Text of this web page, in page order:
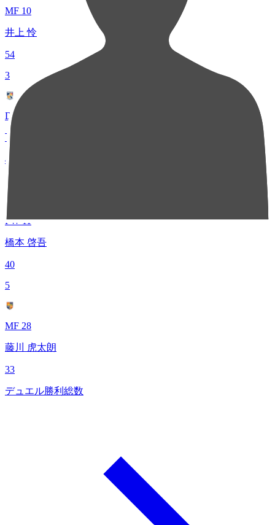
MF 10
井上 怜
54
3
DF 39
下川 陽太
48
4
FW 11
橋本 啓吾
40
5
MF 28
藤川 虎太朗
33
デュエル勝利総数